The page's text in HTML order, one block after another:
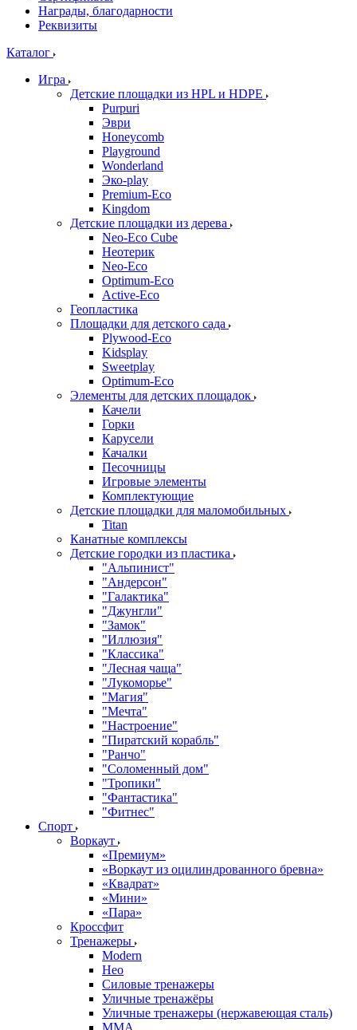
Награды, благодарности
Реквизиты
Каталог
Игра
Детские площадки из HPL и HDPE
Purpuri
Эври
Honeycomb
Playground
Wonderland
Эко-play
Premium-Eco
Kingdom
Детские площадки из дерева
Neo-Eco Cube
Неотерик
Neo-Eco
Оptimum-Еco
Active-Eco
Геопластика
Площадки для детского сада
Plywood-Eco
Kidsplay
Sweetplay
Оptimum-Еco
Элементы для детских площадок
Качели
Горки
Карусели
Качалки
Песочницы
Игровые элементы
Комплектующие
Детские площадки для маломобильных
Titan
Канатные комплексы
Детские городки из пластика
"Альпинист"
"Андерсон"
"Галактика"
"Джунгли"
"Замок"
"Иллюзия"
"Классика"
"Лесная чаща"
"Лукоморье"
"Магия"
"Мечта"
"Настроение"
"Пиратский корабль"
"Ранчо"
"Соломенный дом"
"Тропики"
"Фантастика"
"Фитнес"
Спорт
Воркаут
«Премиум»
«Воркаут из оцилиндрованного бревна»
«Квадрат»
«Мини»
«Пара»
Кроссфит
Тренажеры
Modern
Нео
Силовые тренажеры
Уличные тренажёры
Уличные тренажеры (нержавеющая сталь)
ММА